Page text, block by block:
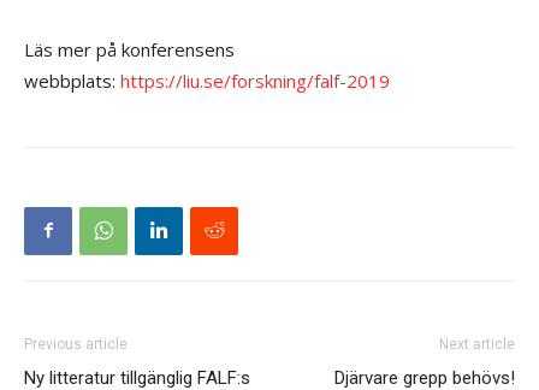
Läs mer på konferensens
webbplats: https://liu.se/forskning/falf-2019
Previous article
Ny litteratur tillgänglig FALF:s
Next article
Djärvare grepp behövs!